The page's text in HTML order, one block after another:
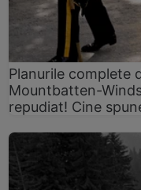
Planurile complete
Mountbatten-
repudiat! Cine